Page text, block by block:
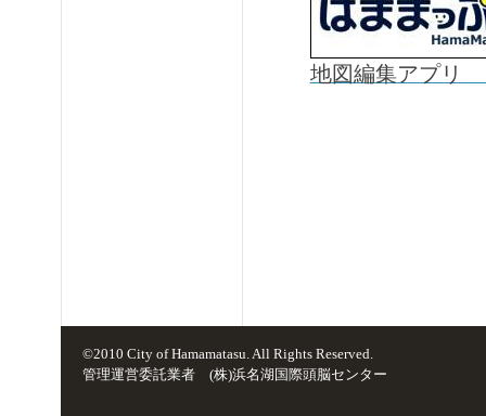
地図編集アプリ
©2010 City of Hamamatasu. All Rights Reserved.
管理運営委託業者 (株)浜名湖国際頭脳センター